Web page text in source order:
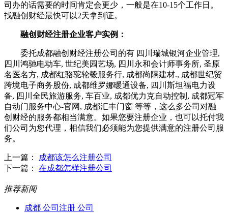
司办的话需要的时间肯定会更少，一般是在10-15个工作日。
找融创财经最快可以2天拿到证。
融创财经注册企业客户实例：
委托成都融创财经注册公司的有 四川瑞城银河企业管理,
四川鸿驰电动车, 世纪美园艺场, 四川永和会计师事务所, 圣原
名医名方, 成都红骆驼轮毂服务行, 成都尚隔建材., 成都世纪贸
跨境电子商务股份, 成都维罗娜暖通设备, 四川斯坦福电力设
备, 四川全民旅游服务, 车百业, 成都优力克自动控制, 成都冠军
自动门服务中心-官网, 成都汇丰门窗 等等，这么多公司对融
创财经的服务都相当满意。如果您要注册企业，也可以托付我
们公司为您代理，相信我们必须能为您提供满意的注册公司服
务。
上一篇：
成都该怎么注册公司
下一篇： 在成都怎样注册公司
推荐新闻
成都 公司注册 公司